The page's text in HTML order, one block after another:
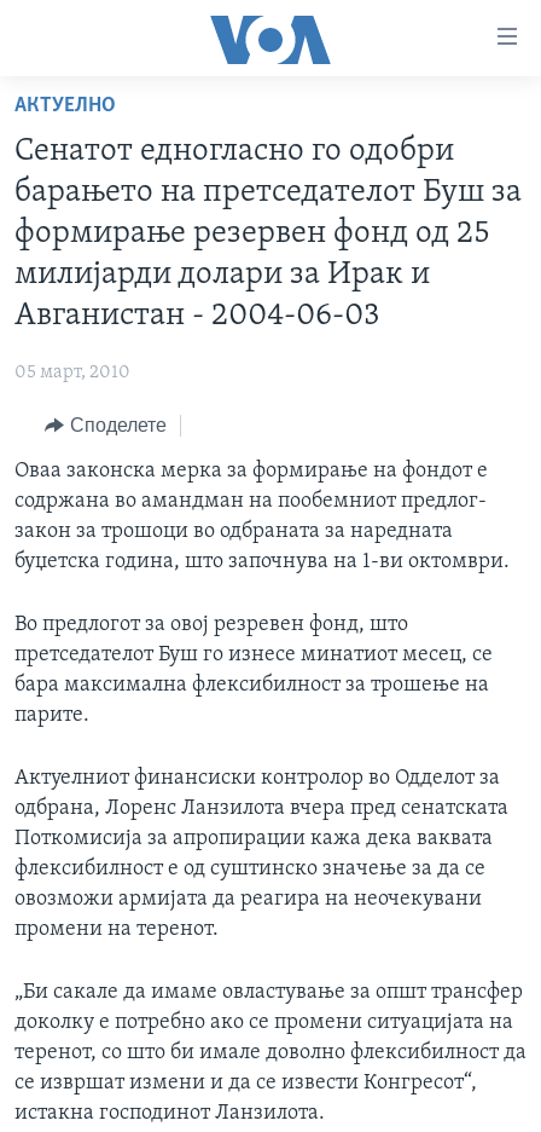
пристапност
Премини
на
главната
содржина
Премини
до
страната
навигација
РУБРИКИ
МАКЕДОНИЈА
ЗДРАВЈЕ
НАУКА
ИНТЕРВЈУА
ФОТОГАЛЕРИИ
ДОКУМЕНТАРЦИ
АРХИВИРАНА ПРОГРАМА
ИЗБОРИ ВО САД 2020 - АРХИВА
НАКУСО...
АКТУЕЛНО
Сенатот едногласно го одобри
барањето на претседателот Буш за
формирање резервен фонд од 25
милијарди долари за Ирак и
Авганистан - 2004-06-03
05 март, 2010
Споделете
Оваа законска мерка за формирање на фондот е
содржана во амандман на пообемниот предлог-
закон за трошоци во одбраната за наредната
буџетска година, што започнува на 1-ви октомври.
Во предлогот за овој резревен фонд, што
претседателот Буш го изнесе минатиот месец, се
бара максимална флексибилност за трошење на
парите.
Актуелниот финансиски контролор во Одделот за
одбрана, Лоренс Ланзилота вчера пред сенатската
Поткомисија за апропирации кажа дека ваквата
флексибилност е од суштинско значење за да се
овозможи армијата да реагира на неочекувани
промени на теренот.
„Би сакале да имаме овластување за општ трансфер
доколку е потребно ако се промени ситуацијата на
теренот, со што би имале доволно флексибилност да
се извршат измени и да се извести Конгресот“,
истакна господинот Ланзилота.